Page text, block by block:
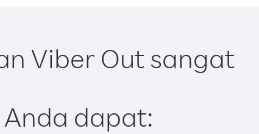
Viber Out sangat
dapat: